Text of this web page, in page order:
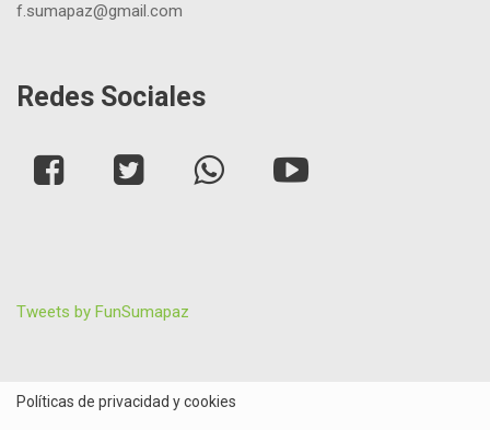
f.sumapaz@gmail.com
Redes Sociales
Tweets by FunSumapaz
Políticas de privacidad y cookies